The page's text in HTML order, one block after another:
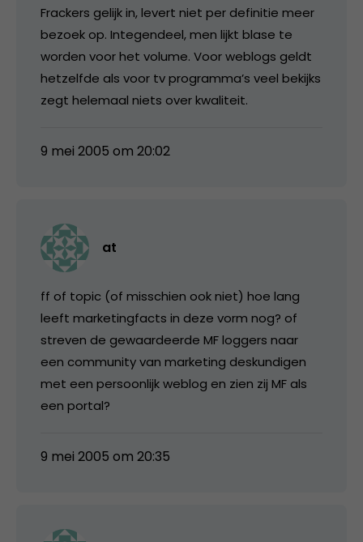
Frackers gelijk in, levert niet per definitie meer
bezoek op. Integendeel, men lijkt blase te
worden voor het volume. Voor weblogs geldt
hetzelfde als voor tv programma’s veel bekijks
zegt helemaal niets over kwaliteit.
9 mei 2005 om 20:02
at
ff of topic (of misschien ook niet) hoe lang
leeft marketingfacts in deze vorm nog? of
streven de gewaardeerde MF loggers naar
een community van marketing deskundigen
met een persoonlijk weblog en zien zij MF als
een portal?
9 mei 2005 om 20:35